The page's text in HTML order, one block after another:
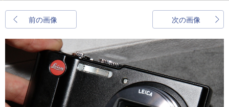
前の画像 次の画像